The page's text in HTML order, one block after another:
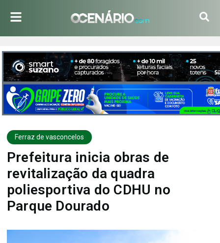
Ferraz de vasconcelos
Prefeitura inicia obras de
revitalização da quadra
poliesportiva do CDHU no
Parque Dourado